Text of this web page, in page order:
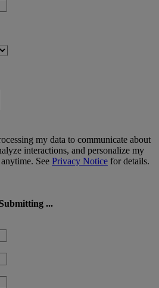
my data to communicate about
interactions, and personalize my
See Privacy Notice for details.
Submitting ...